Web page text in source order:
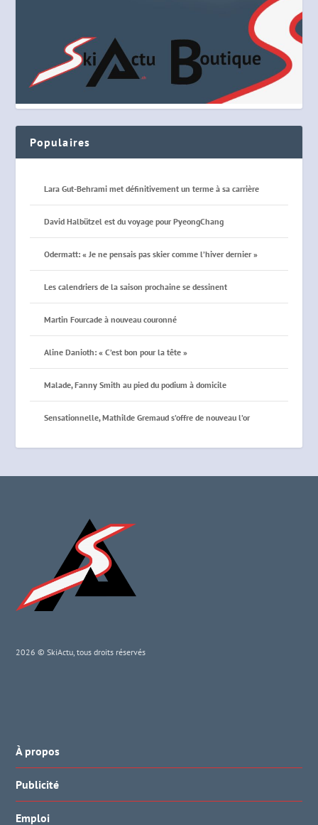
Populaires
Lara Gut-Behrami met définitivement un terme à sa carrière
David Halbützel est du voyage pour PyeongChang
Odermatt: « Je ne pensais pas skier comme l’hiver dernier »
Les calendriers de la saison prochaine se dessinent
Martin Fourcade à nouveau couronné
Aline Danioth: « C’est bon pour la tête »
Malade, Fanny Smith au pied du podium à domicile
Sensationnelle, Mathilde Gremaud s’offre de nouveau l’or
2026 © SkiActu, tous droits réservés
À propos
Publicité
Emploi